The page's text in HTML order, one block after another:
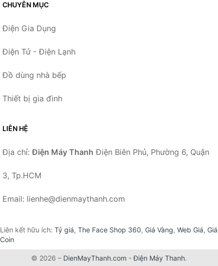
CHUYÊN MỤC
Điện Gia Dụng
Điện Tử - Điện Lạnh
Đồ dùng nhà bếp
Thiết bị gia đình
LIÊN HỆ
Địa chỉ:Điện Máy Thanh Điện Biên Phủ, Phường 6, Quận
3, Tp.HCM
Email: lienhe@dienmaythanh.com
Liên kết hữu ích: Tỷ giá, The Face Shop 360, Giá Vàng, Web Giá, Giá
Coin
© 2026 – DienMayThanh.com -Điện Máy Thanh.